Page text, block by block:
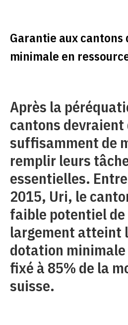
Garantie aux cantons
minimale en
Après la
cantons devraient
suffisamment de
remplir leurs
essentielles.
2015, Uri, le
faible potentiel de
largement atteint
dotation
fixé à 85% de la
suisse.